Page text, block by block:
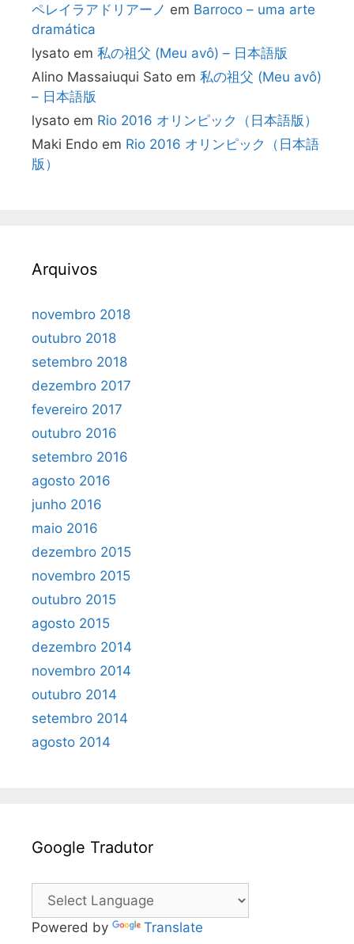
ペレイラアドリアーノ em Barroco – uma arte
dramática
lysato em 私の祖父 (Meu avô) – 日本語版
Alino Massaiuqui Sato em 私の祖父 (Meu avô)
– 日本語版
lysato em Rio 2016 オリンピック（日本語版）
Maki Endo em Rio 2016 オリンピック（日本語
版）
Arquivos
novembro 2018
outubro 2018
setembro 2018
dezembro 2017
fevereiro 2017
outubro 2016
setembro 2016
agosto 2016
junho 2016
maio 2016
dezembro 2015
novembro 2015
outubro 2015
agosto 2015
dezembro 2014
novembro 2014
outubro 2014
setembro 2014
agosto 2014
Google Tradutor
Powered by Translate